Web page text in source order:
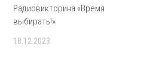
Радиовикторина «Время
выбирать!»
18.12.2023